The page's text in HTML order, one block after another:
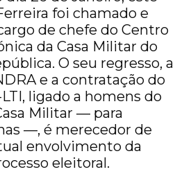
foi chamado e
de chefe do Centro
da Casa Militar do
O seu regresso, a
e a contratação do
ligado a homens do
Militar — para
—, é merecedor de
envolvimento da
eleitoral.